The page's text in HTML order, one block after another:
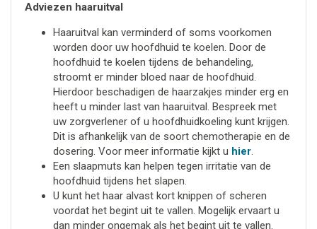
Adviezen haaruitval
Haaruitval kan verminderd of soms voorkomen
worden door uw hoofdhuid te koelen. Door de
hoofdhuid te koelen tijdens de behandeling,
stroomt er minder bloed naar de hoofdhuid.
Hierdoor beschadigen de haarzakjes minder erg en
heeft u minder last van haaruitval. Bespreek met
uw zorgverlener of u hoofdhuidkoeling kunt krijgen.
Dit is afhankelijk van de soort chemotherapie en de
dosering. Voor meer informatie kijkt u hier.
Een slaapmuts kan helpen tegen irritatie van de
hoofdhuid tijdens het slapen.
U kunt het haar alvast kort knippen of scheren
voordat het begint uit te vallen. Mogelijk ervaart u
dan minder ongemak als het begint uit te vallen.